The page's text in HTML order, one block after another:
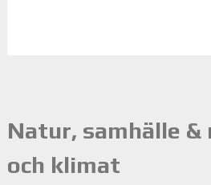
Natur, samhälle
och klimat